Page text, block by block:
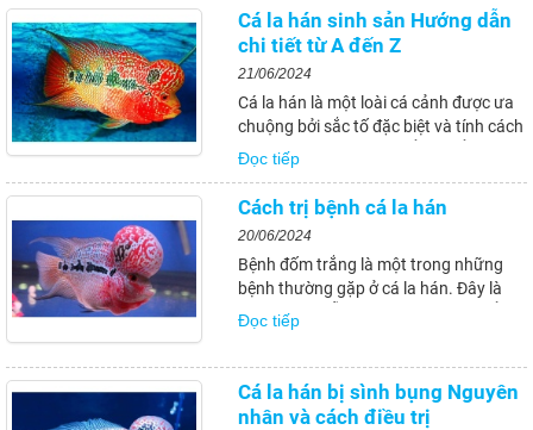
các bệnh tật. Một trong số đó là bệnh
sình bụng ở cá la hán, một căn...
Cá la hán sinh sản Hướng dẫn
chi tiết từ A đến Z
21/06/2024
Cá la hán là một loài cá cảnh được ưa
chuộng bởi sắc tố đặc biệt và tính cách
thân thiện. Tuy nhiên, để có thể nuôi
thành công và đạt được những con cá
la hán đẹp và khỏe mạnh, bạn cần phải
hiểu rõ về quá trình sinh sản...
Đọc tiếp
Cách trị bệnh cá la hán
20/06/2024
Bệnh đốm trắng là một trong những
bệnh thường gặp ở cá la hán. Đây là
loại bệnh nhiễm trùng da do vi khuẩn
gây ra, khiến cho vảy và lớp da của cá
đốm trắng trên cơ thể. Nếu không được
điều...
Đọc tiếp
Cá la hán bị sình bụng Nguyên
nhân và cách điều trị